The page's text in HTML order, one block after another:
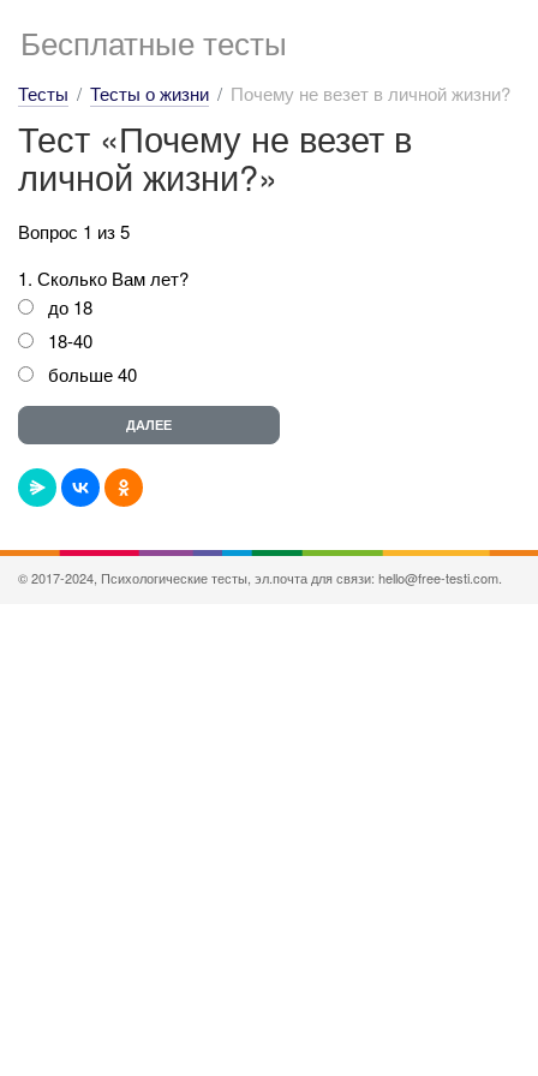
Бесплатные тесты
Тесты Тесты о жизни Почему не везет в личной жизни?
Тест «Почему не везет в
личной жизни?»
Вопрос 1 из 5
1. Сколько Вам лет?
до 18
18-40
больше 40
© 2017-2024, Психологические тесты, эл.почта для связи: hello@free-testi.com.